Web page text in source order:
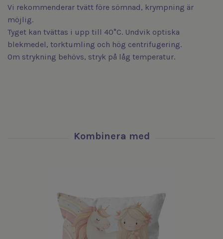
Vi rekommenderar tvätt före sömnad, krympning är
möjlig.
Tyget kan tvättas i upp till 40°C. Undvik optiska
blekmedel, torktumling och hög centrifugering.
Om strykning behövs, stryk på låg temperatur.